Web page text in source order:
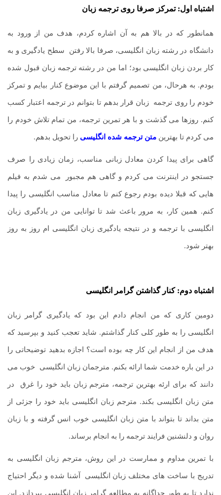
اشتباه اول: تمرکز صرفا روی ترجمه زبان
همانطور که در بالا هم به آن اشاره کردم، هدف من از ورود به
دانشگاه در رشته زبان انگلیسی، صرفا بالا رفتن سطح یادگیری و به
کار بردن زبان انگلیسی بود؛ اما من در رشته ترجمه زبان قبول شده
بودم. به هرحال، من تصمیم گرفتم با این موضوع کنار بیایم و تمرکز
خودم را روی ترجمه زبان قرار بدهم تا بتوانم در ترجمه اعتبار کسب
کنم. روزها می گذشت و با هر تمرین ترجمه، من تمام تلاش خودم را
می کردم تا بهترین متن ترجمه شده انگلیسی را تحویل بدهم.
گاهی برای پیدا کردن معادل زبانی مناسب، زمان زیادی را صرف
جستجو در اینترنت می کردم و گاهی هم مجبور می شدم به فیلم
هایی که قبلا دیده بودم رجوع کنم تا معادل مناسب انگلیسی را پیدا
کنم. همین کار، به مرور باعث شد تا توانایی من در یادگیری زبان
انگلیسی با ترجمه و در نتیجه یادگیری زبان انگلیسی ام روز به روز
بهتر شود.
اشتباه دوم: کنار گذاشتن گرامر انگلیسی
دومین کاری که من انجام دادم این بود که یادگیری گرامر زبان
انگلیسی را به طور کلی کنار گذاشتم. شاید تعجب کنید و بپرسید که
هدف من از انجام این کار چه بوده است؟ اجازه بدهید توضیحاتی را
در این باره خدمت شما ارائه بکنم. مترجمان زبان انگلیسی خوب می
دانند که برای ارئه بهترین ترجمه، مترجم زبان باید خود را غرق در
متن زبان انگلیسی بکند. مترجم زبان انگلیسی باید خود را جزئی از
متن بداند تا بتواند با متن زبان انگلیسی خوب انس گرفته و با زبان
روان و دلنشنین فرایند ترجمه را به انجام برساند.
با تمرین مداوم و ممارست در این روش، مترجم زبان انگلیسی به
تدریج با ساخت های مختلف زبان انگلیسی آشنا شده و دیگر احتیاج
ندارد تا به طور جداگانه به مطالعه گرامر زبان انگلیسی بپردازد. این